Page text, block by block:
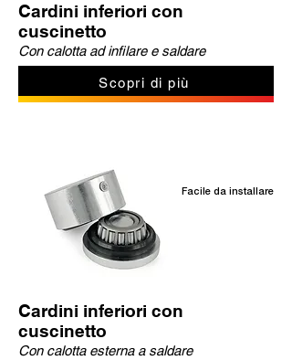
Cardini inferiori con
cuscinetto
Con calotta ad infilare e saldare
Scopri di più
Facile da installare
Cardini inferiori con
cuscinetto
Con calotta esterna a saldare